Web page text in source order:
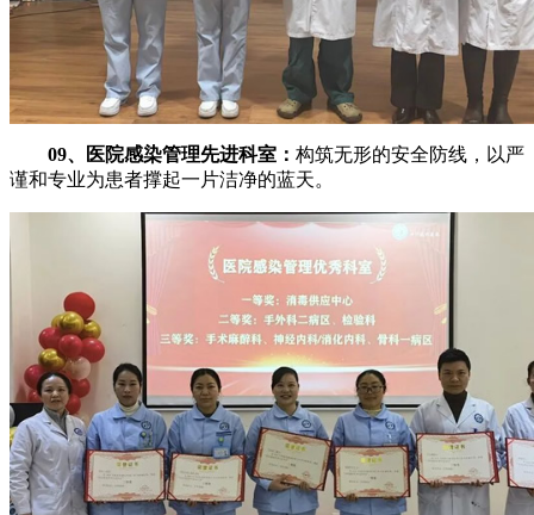
09、医院感染管理先进科室： 构筑无形的安全防线，以严
谨和专业为患者撑起一片洁净的蓝天。